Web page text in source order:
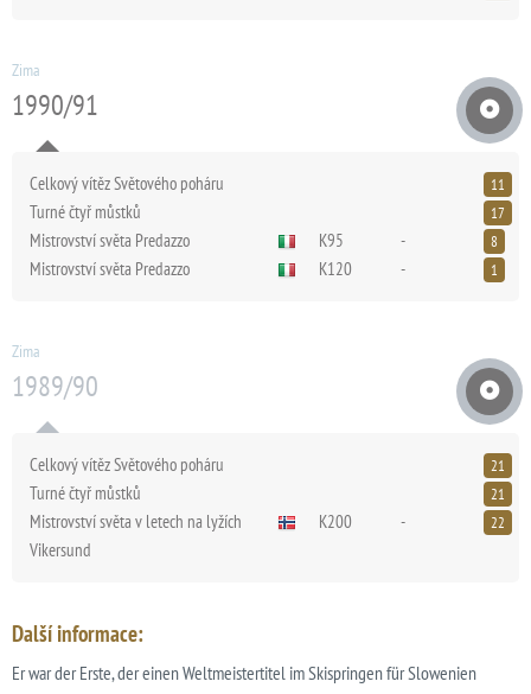
Zima
1990/91
Celkový vítěz Světového poháru 11
Turné čtyř můstků 17
Mistrovství světa Predazzo K95 - 8
Mistrovství světa Predazzo K120 - 1
Zima
1989/90
Celkový vítěz Světového poháru 21
Turné čtyř můstků 21
Mistrovství světa v letech na lyžích
Vikersund
K200 - 22
Další informace:
Er war der Erste, der einen Weltmeistertitel im Skispringen für Slowenien